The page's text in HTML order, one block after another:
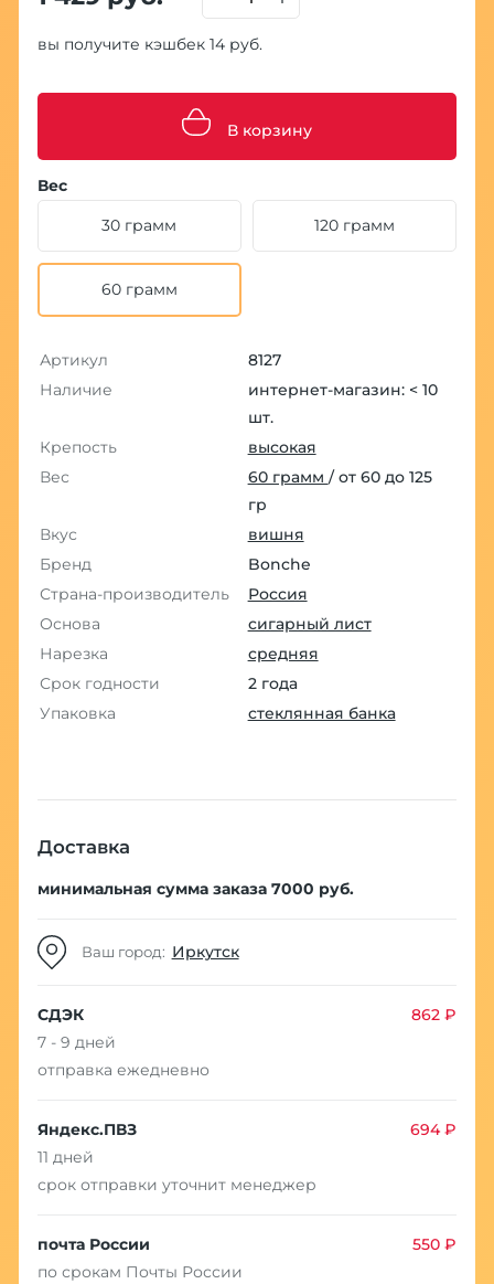
вы получите кэшбек 14 руб.
В корзину
Вес
30 грамм
120 грамм
60 грамм
Артикул
8127
Наличие
интернет-магазин: < 10
шт.
Крепость
высокая
Вес
60 грамм / от 60 до 125
гр
Вкус
вишня
Бренд
Bonche
Страна-производитель
Россия
Основа
сигарный лист
Нарезка
средняя
Срок годности
2 года
Упаковка
стеклянная банка
Доставка
минимальная сумма заказа 7000 руб.
Ваш город: Иркутск
СДЭК
862 ₽
7 - 9 дней
отправка ежедневно
Яндекс.ПВЗ
694 ₽
11 дней
срок отправки уточнит менеджер
почта России
550 ₽
по срокам Почты России